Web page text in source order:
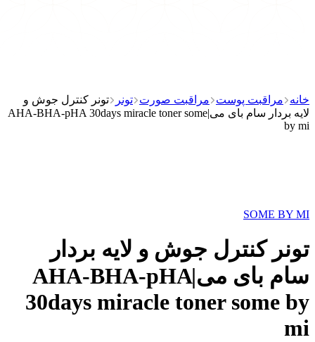
خانه مراقبت پوست مراقبت صورت تونر
تونر کنترل جوش و
لایه بردار سام بای می|AHA-BHA-pHA 30days miracle toner some
by mi
SOME BY MI
تونر کنترل جوش و لایه بردار
سام بای می|AHA-BHA-pHA
30days miracle toner some by
mi